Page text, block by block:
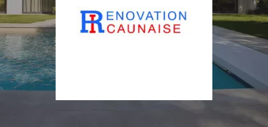
BOIS
PORTES D’ENTRÉELES INTEMPORELLES
VOLETS ROULANTS
PERGOLAS